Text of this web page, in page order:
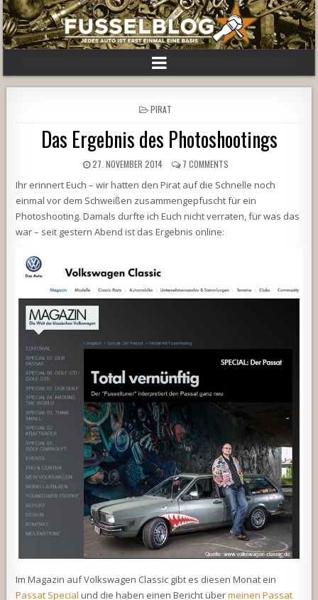
POSTED
IN
PIRAT
Das Ergebnis des Photoshootings
27. NOVEMBER 2014 7 COMMENTS
Ihr erinnert Euch – wir hatten den Pirat auf die Schnelle noch
einmal vor dem Schweißen zusammengepfuscht für ein
Photoshooting. Damals durfte ich Euch nicht verraten, für was das
war – seit gestern Abend ist das Ergebnis online:
Im Magazin auf Volkswagen Classic gibt es diesen Monat ein
Passat Special und die haben einen Bericht übermeinen Passat